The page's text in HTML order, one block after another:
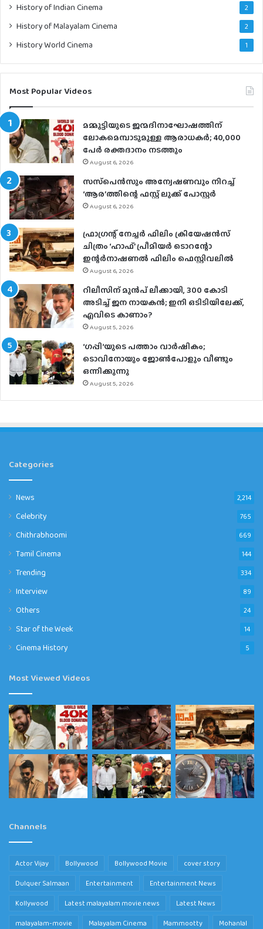
History of Indian Cinema 2
History of Malayalam Cinema 2
History World Cinema 1
Most Popular Videos
മമ്മൂട്ടിയുടെ ജന്മദിനാഘോഷത്തിന്
ലോകമെമ്പാടുമുള്ള ആരാധകര്‍; 40,000
പേര്‍ രക്തദാനം നടത്തും
August 6, 2026
സസ്‌പെന്‍സും അന്വേഷണവും നിറച്ച്
‘ആര’ത്തിന്റെ ഫസ്റ്റ് ലുക്ക് പോസ്റ്റര്‍
August 6, 2026
ഫ്രാഗ്രന്റ് നേച്ചര്‍ ഫിലിം ക്രിയേഷന്‍സ്
ചിത്രം ‘ഹാഫ്’ പ്രീമിയര്‍ ടൊറന്റോ
ഇന്റര്‍നാഷണല്‍ ഫിലിം ഫെസ്റ്റിവലില്‍
August 6, 2026
റിലീസിന് മുൻപ് ലീക്കായി, 300 കോടി
അടിച്ച് ജന നായകൻ; ഇനി ഒടിടിയിലേക്ക്,
എവിടെ കാണാം?
August 5, 2026
‘ഗപ്പി‘യുടെ പത്താം വാർഷികം;
ടൊവിനോയും ജോൺപോളും വീണ്ടും
ഒന്നിക്കുന്നു
August 5, 2026
Categories
News 2,214
Celebrity 765
Chithrabhoomi 669
Tamil Cinema 144
Trending 334
Interview 89
Others 24
Star of the Week 14
Cinema History 5
Most Viewed Videos
Channels
Actor Vijay Bollywood Bollywood Movie
cover story
Dulquer Salmaan
Entertainment
Entertainment News
Kollywood
Latest malayalam movie news
Latest News
malayalam-movie
Malayalam Cinema Mammootty Mohanlal